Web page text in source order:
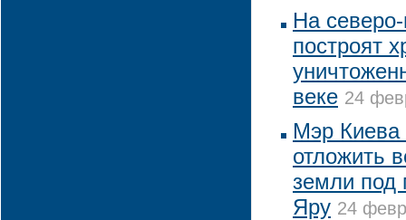
На
построят
веке 24
Мэр Киева
отложить
земли
Яру 24